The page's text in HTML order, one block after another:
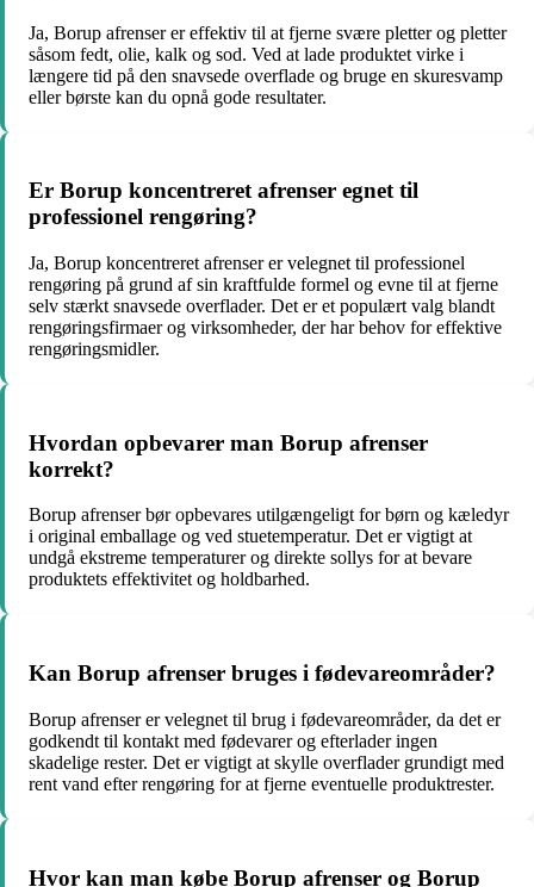
Ja, Borup afrenser er effektiv til at fjerne svære pletter og pletter
såsom fedt, olie, kalk og sod. Ved at lade produktet virke i
længere tid på den snavsede overflade og bruge en skuresvamp
eller børste kan du opnå gode resultater.
Er Borup koncentreret afrenser egnet til
professionel rengøring?
Ja, Borup koncentreret afrenser er velegnet til professionel
rengøring på grund af sin kraftfulde formel og evne til at fjerne
selv stærkt snavsede overflader. Det er et populært valg blandt
rengøringsfirmaer og virksomheder, der har behov for effektive
rengøringsmidler.
Hvordan opbevarer man Borup afrenser
korrekt?
Borup afrenser bør opbevares utilgængeligt for børn og kæledyr
i original emballage og ved stuetemperatur. Det er vigtigt at
undgå ekstreme temperaturer og direkte sollys for at bevare
produktets effektivitet og holdbarhed.
Kan Borup afrenser bruges i fødevareområder?
Borup afrenser er velegnet til brug i fødevareområder, da det er
godkendt til kontakt med fødevarer og efterlader ingen
skadelige rester. Det er vigtigt at skylle overflader grundigt med
rent vand efter rengøring for at fjerne eventuelle produktrester.
Hvor kan man købe Borup afrenser og Borup